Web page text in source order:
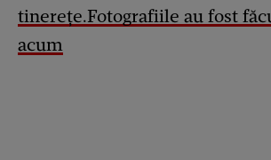
tinerețe.Fotografiile au fost
acum